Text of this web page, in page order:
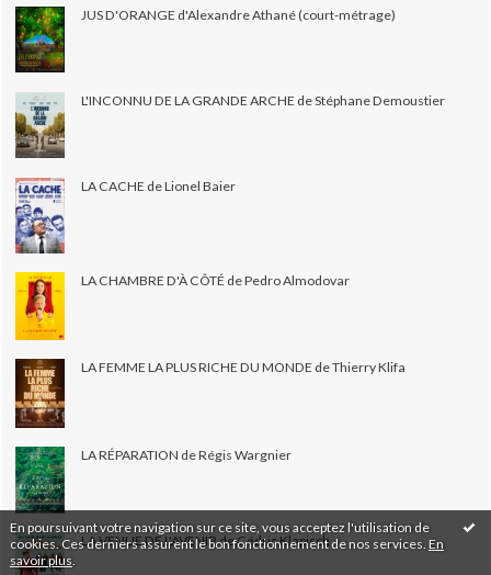
En poursuivant votre navigation sur ce site, vous acceptez l'utilisation de
cookies. Ces derniers assurent le bon fonctionnement de nos services. En
savoir plus
JUS D'ORANGE d'Alexandre Athané (court-métrage)
L'INCONNU DE LA GRANDE ARCHE de Stéphane Demoustier
LA CACHE de Lionel Baier
LA CHAMBRE D'À CÔTÉ de Pedro Almodovar
LA FEMME LA PLUS RICHE DU MONDE de Thierry Klifa
LA RÉPARATION de Régis Wargnier
LA VENUE DE L'AVENIR de Cédric Klapisch